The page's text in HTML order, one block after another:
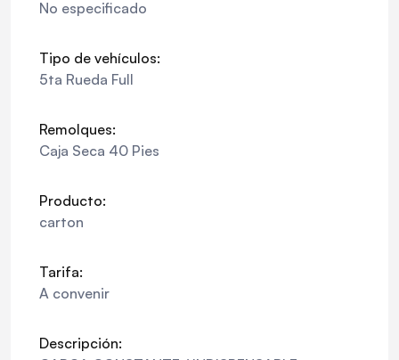
No especificado
Tipo de vehículos:
5ta Rueda Full
Remolques:
Caja Seca 40 Pies
Producto:
carton
Tarifa:
A convenir
Descripción: